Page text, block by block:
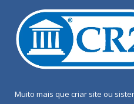
Muito mais que criar site ou